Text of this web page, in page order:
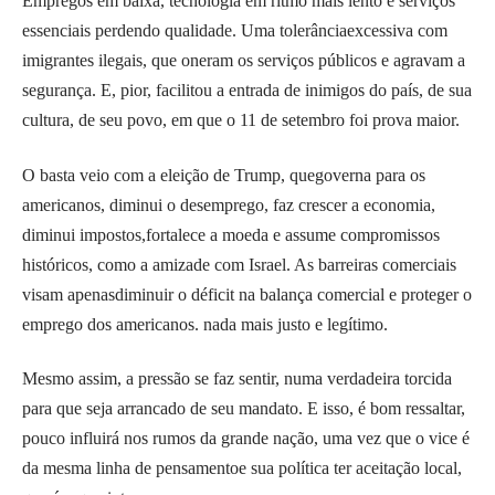
essenciais perdendo qualidade. Uma tolerânciaexcessiva com
imigrantes ilegais, que oneram os serviços públicos e agravam a
segurança. E, pior, facilitou a entrada de inimigos do país, de sua
cultura, de seu povo, em que o 11 de setembro foi prova maior.
O basta veio com a eleição de Trump, quegoverna para os
americanos, diminui o desemprego, faz crescer a economia,
diminui impostos,fortalece a moeda e assume compromissos
históricos, como a amizade com Israel. As barreiras comerciais
visam apenasdiminuir o déficit na balança comercial e proteger o
emprego dos americanos. nada mais justo e legítimo.
Mesmo assim, a pressão se faz sentir, numa verdadeira torcida
para que seja arrancado de seu mandato. E isso, é bom ressaltar,
pouco influirá nos rumos da grande nação, uma vez que o vice é
da mesma linha de pensamentoe sua política ter aceitação local,